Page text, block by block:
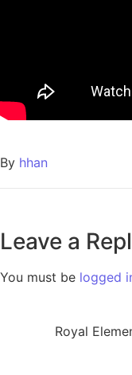
By hhan
Leave a
You must be logged
Royal